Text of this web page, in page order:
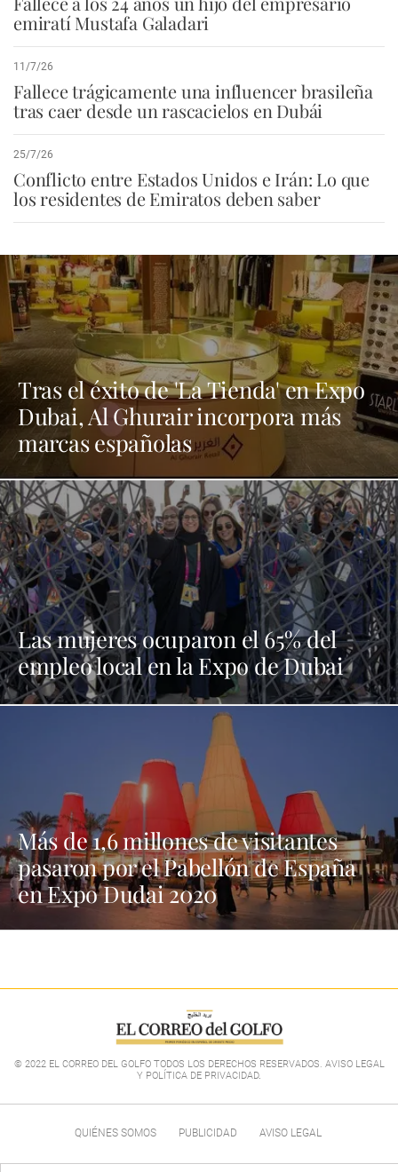
emiratí Mustafa Galadari
11/7/26
Fallece trágicamente una influencer brasileña
tras caer desde un rascacielos en Dubái
25/7/26
Conflicto entre Estados Unidos e Irán: Lo que
los residentes de Emiratos deben saber
Tras el éxito de 'La Tienda' en Expo
Dubai, Al Ghurair incorpora más
marcas españolas
Las mujeres ocuparon el 65% del
empleo local en la Expo de Dubai
Más de 1,6 millones de visitantes
pasaron por el Pabellón de España
en Expo Dudai 2020
© 2022 EL CORREO DEL GOLFO TODOS LOS DERECHOS RESERVADOS. AVISO LEGAL
Y POLÍTICA DE PRIVACIDAD.
QUIÉNES SOMOS PUBLICIDAD AVISO LEGAL